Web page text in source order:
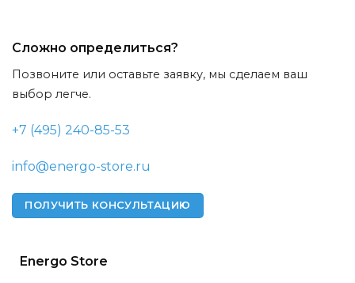
Energo Store
Сложно определиться?
Позвоните или оставьте заявку, мы сделаем ваш
выбор легче.
+7 (495) 240-85-53
info@energo-store.ru
ПОЛУЧИТЬ КОНСУЛЬТАЦИЮ